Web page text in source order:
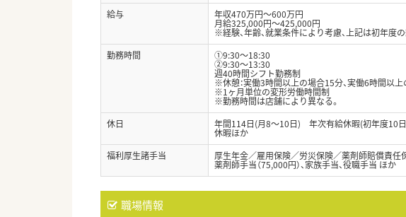
給与
年収470万円～600万円
月給325,000円～425,000円
※経験、年齢、就業条件により考慮、上記は初年度
勤務時間
①9:30～18:30
②9:30～13:30
週40時間シフト勤務制
※休憩：実働3時間以上の場合15分、実働6時間以
※1ヶ月単位の変形労働時間制
※勤務時間は店舗により異なる。
休日
年間114日(月8～10日) 年次有給休暇(初年度10日
休暇ほか
福利厚生諸手当
厚生年金／雇用保険／労災保険／薬剤師賠償責任
薬剤師手当（75,000円）、家族手当、役職手当 ほか
職場情報